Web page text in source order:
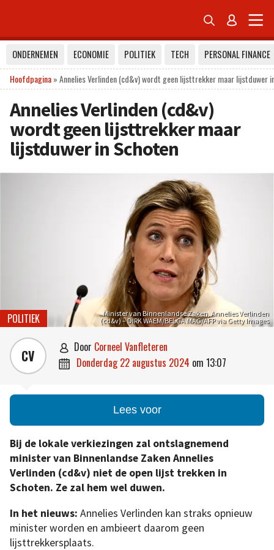
 
ONDERNEMEN ECONOMIE POLITIEK TECH
PERSONAL FINANCE
Hoofdpagina»Annelies Verlinden (cd&v) wordt geen lijsttrekker maar lijstduwer
Annelies Verlinden (cd&v)
wordt geen lijsttrekker maar
lijstduwer in Schoten
Minister van Binnenlandse Zaken, Annelies Verlinden
(cd&v) – DIRK WAEM/BELGA MAG/AFP via Getty Images
POLITIEK
CV  door Corneel Vanfleteren
 donderdag 22 augustus 2024 om 13:07
Lees voor
Bij de lokale verkiezingen zal ontslagnemend
minister van Binnenlandse Zaken Annelies
Verlinden (cd&v) niet de open lijst trekken in
Schoten. Ze zal hem wel duwen.
In het nieuws: Annelies Verlinden kan straks opnieuw
minister worden en ambieert daarom geen
lijsttrekkersplaats.